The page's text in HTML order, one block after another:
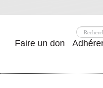
Faire un don